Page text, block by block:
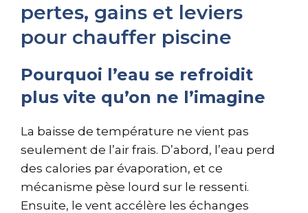
pertes, gains et leviers
pour chauffer piscine
Pourquoi l’eau se refroidit
plus vite qu’on ne l’imagine
La baisse de température ne vient pas
seulement de l’air frais. D’abord, l’eau perd
des calories par évaporation, et ce
mécanisme pèse lourd sur le ressenti.
Ensuite, le vent accélère les échanges